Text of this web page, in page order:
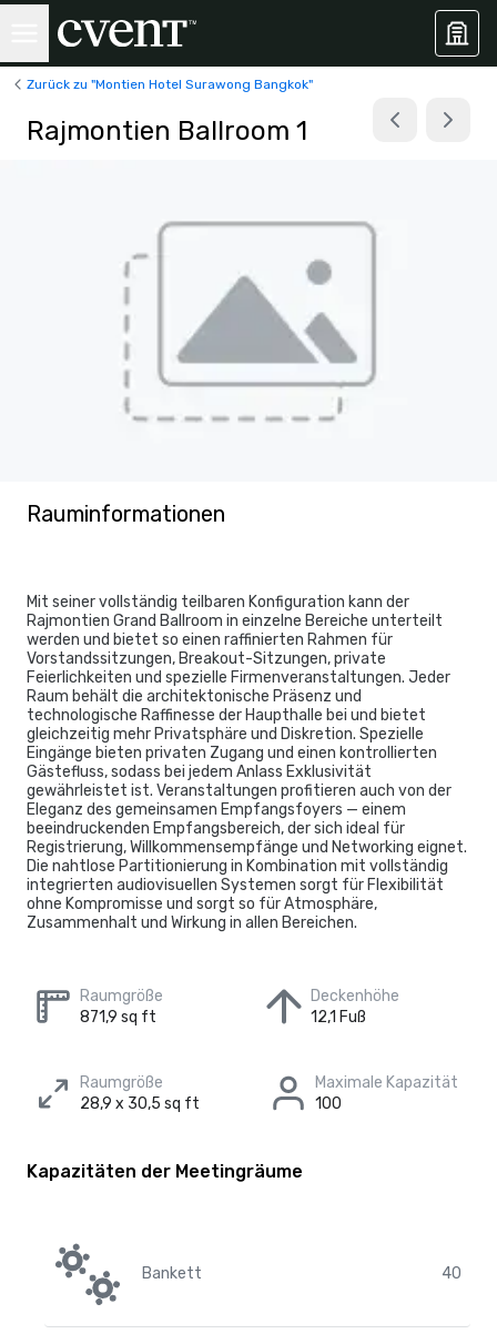
Zurück zu "Montien Hotel Surawong Bangkok"
Rajmontien Ballroom 1
Rauminformationen
Mit seiner vollständig teilbaren Konfiguration kann der
Rajmontien Grand Ballroom in einzelne Bereiche unterteilt
werden und bietet so einen raffinierten Rahmen für
Vorstandssitzungen, Breakout-Sitzungen, private
Feierlichkeiten und spezielle Firmenveranstaltungen. Jeder
Raum behält die architektonische Präsenz und
technologische Raffinesse der Haupthalle bei und bietet
gleichzeitig mehr Privatsphäre und Diskretion. Spezielle
Eingänge bieten privaten Zugang und einen kontrollierten
Gästefluss, sodass bei jedem Anlass Exklusivität
gewährleistet ist. Veranstaltungen profitieren auch von der
Eleganz des gemeinsamen Empfangsfoyers — einem
beeindruckenden Empfangsbereich, der sich ideal für
Registrierung, Willkommensempfänge und Networking eignet.
Die nahtlose Partitionierung in Kombination mit vollständig
integrierten audiovisuellen Systemen sorgt für Flexibilität
ohne Kompromisse und sorgt so für Atmosphäre,
Zusammenhalt und Wirkung in allen Bereichen.
Raumgröße
871,9 sq ft
Deckenhöhe
12,1 Fuß
Raumgröße
28,9 x 30,5 sq ft
Maximale Kapazität
100
Kapazitäten der Meetingräume
Bankett 40